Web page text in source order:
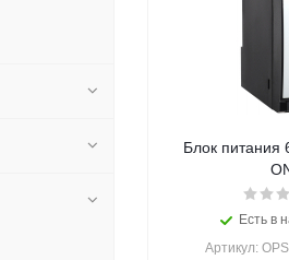
Блок питания
Есть в
Артикул: